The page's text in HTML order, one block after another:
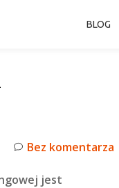
BLOG
Bez komentarza
jest